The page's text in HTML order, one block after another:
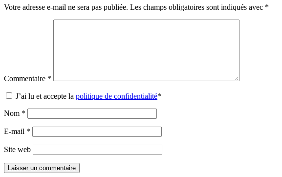
Votre adresse e-mail ne sera pas publiée. Les champs obligatoires sont indiqués avec *
Commentaire *
J’ai lu et accepte la politique de confidentialité*
Nom *
E-mail *
Site web